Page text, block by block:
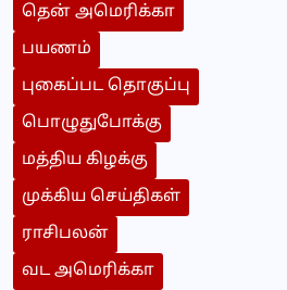
தென் அமெரிக்கா
பயணம்
புகைப்பட தொகுப்பு
பொழுதுபோக்கு
மத்திய கிழக்கு
முக்கிய செய்திகள்
ராசிபலன்
வட அமெரிக்கா